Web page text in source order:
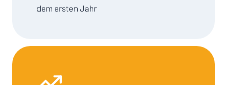
dem ersten Jahr